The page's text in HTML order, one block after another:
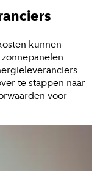
kunnen
te stappen naar
voor